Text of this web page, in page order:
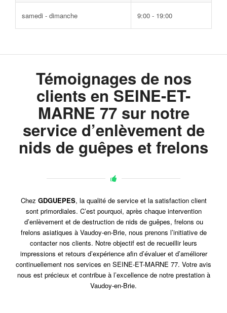
samedi - dimanche 9:00 - 19:00
Témoignages de nos
clients en SEINE-ET-
MARNE 77 sur notre
service d’enlèvement de
nids de guêpes et frelons
Chez GDGUEPES, la qualité de service et la satisfaction client
sont primordiales. C’est pourquoi, après chaque intervention
d’enlèvement et de destruction de nids de guêpes, frelons ou
frelons asiatiques à Vaudoy-en-Brie, nous prenons l’initiative de
contacter nos clients. Notre objectif est de recueillir leurs
impressions et retours d’expérience afin d’évaluer et d’améliorer
continuellement nos services en SEINE-ET-MARNE 77. Votre avis
nous est précieux et contribue à l’excellence de notre prestation à
Vaudoy-en-Brie.